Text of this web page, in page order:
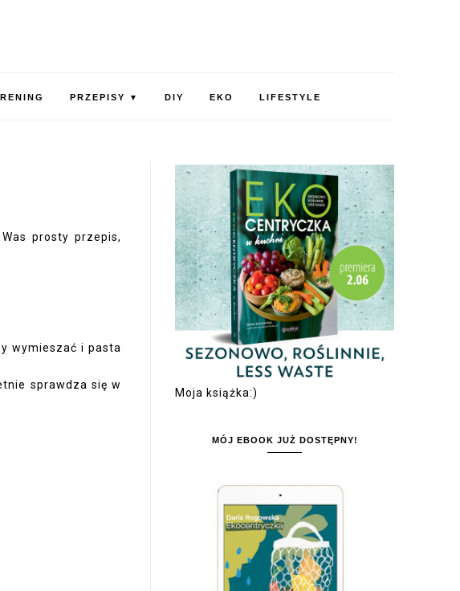
PRZEPISY ▼ DIY EKO LIFESTYLE
prosty przepis,
wymieszać i pasta
sprawdza się w
Moja książka:)
MÓJ EBOOK JUŻ DOSTĘPNY!